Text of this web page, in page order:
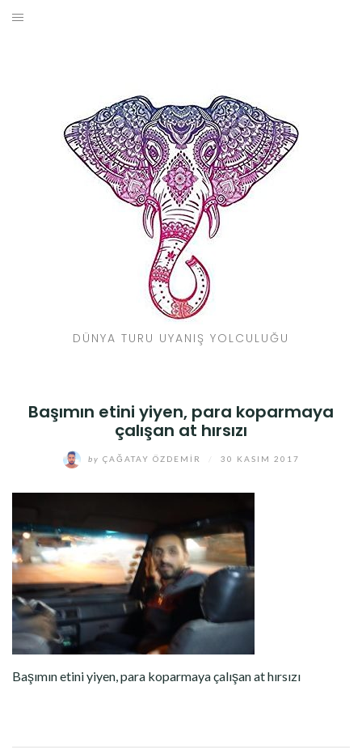
Skip
DÜNYA TURU UYANIŞ YOLCULUĞU
Başımın etini yiyen, para koparmaya
çalışan at hırsızı
by ÇAĞATAY ÖZDEMIR 30 KASIM 2017
Başımın etini yiyen, para koparmaya çalışan at hırsızı
SEYAHAT REHBERI